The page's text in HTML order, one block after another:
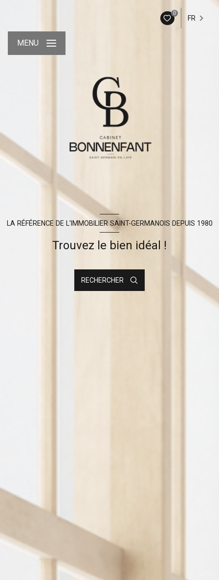
0
FR
MENU
LA RÉFÉRENCE DE L'IMMOBILIER SAINT-GERMANOIS DEPUIS 1980
Trouvez le bien idéal !
RECHERCHER